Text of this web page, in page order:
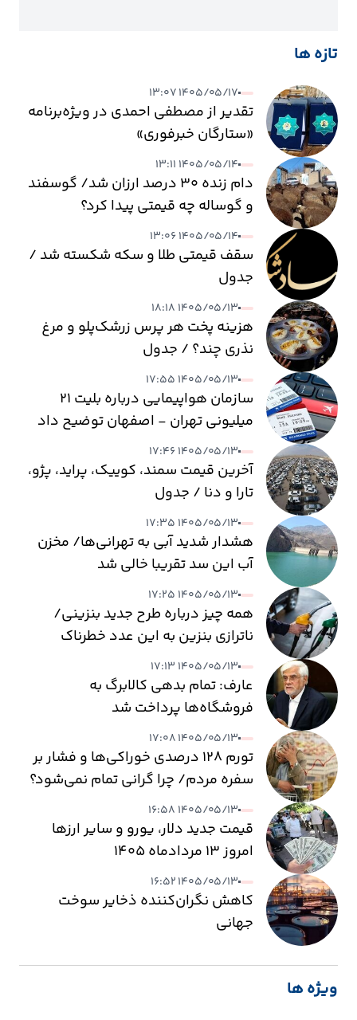
تازه ها
۱۴۰۵/۰۵/۱۷ ۱۳:۰۷
تقدیر از مصطفی احمدی در ویژه‌برنامه
«ستارگان خبرفوری»
۱۴۰۵/۰۵/۱۴ ۱۳:۱۱
دام زنده ۳۰ درصد ارزان شد/ گوسفند
و گوساله چه قیمتی پیدا کرد؟
۱۴۰۵/۰۵/۱۴ ۱۳:۰۶
سقف قیمتی طلا و سکه شکسته شد /
جدول
۱۴۰۵/۰۵/۱۳ ۱۸:۱۸
هزینه پخت هر پرس زرشک‌پلو و مرغ
نذری چند؟ / جدول
۱۴۰۵/۰۵/۱۳ ۱۷:۵۵
سازمان هواپیمایی درباره بلیت ۲۱
میلیونی تهران - اصفهان توضیح داد
۱۴۰۵/۰۵/۱۳ ۱۷:۴۶
آخرین قیمت سمند، کوییک، پراید، پژو،
تارا و دنا / جدول
۱۴۰۵/۰۵/۱۳ ۱۷:۳۵
هشدار شدید آبی به تهرانی‌ها/ مخزن
آب این سد تقریبا خالی شد
۱۴۰۵/۰۵/۱۳ ۱۷:۲۵
همه چیز درباره طرح جدید بنزینی/
ناترازی بنزین به این عدد خطرناک
می‌رسد
۱۴۰۵/۰۵/۱۳ ۱۷:۱۳
عارف: تمام بدهی کالابرگ به
فروشگاه‌ها پرداخت شد
۱۴۰۵/۰۵/۱۳ ۱۷:۰۸
تورم ۱۲۸ درصدی خوراکی‌ها و فشار بر
سفره مردم/ چرا گرانی تمام نمی‌شود؟
۱۴۰۵/۰۵/۱۳ ۱۶:۵۸
قیمت جدید دلار، یورو و سایر ارزها
امروز ۱۳ مردادماه ۱۴۰۵
۱۴۰۵/۰۵/۱۳ ۱۶:۵۲
کاهش نگران‌کننده ذخایر سوخت
جهانی
ویژه ها